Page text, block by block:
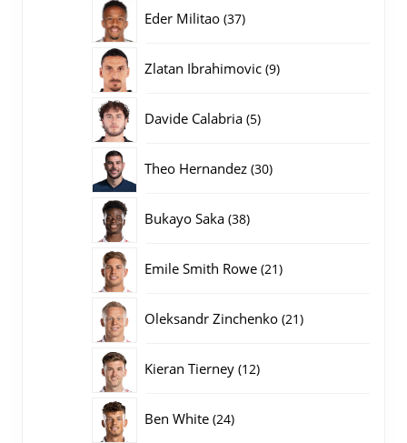
Eder Militao 3737
Zlatan Ibrahimovic 99
Davide Calabria 55
Theo Hernandez 3030
Bukayo Saka 3838
Emile Smith Rowe 2121
Oleksandr Zinchenko 2121
Kieran Tierney 1212
Ben White 2424